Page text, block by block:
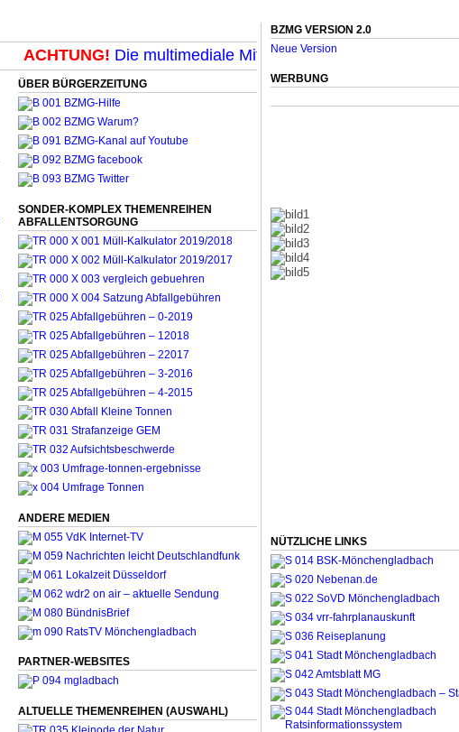
ACHTUNG!Die multimediale Mit-Mach-Zeitung für
ÜBER BÜRGERZEITUNG
SONDER-KOMPLEX THEMENREIHEN
ABFALLENTSORGUNG
ANDERE MEDIEN
PARTNER-WEBSITES
ALTUELLE THEMENREIHEN (AUSWAHL)
BZMG VERSION 2.0
Neue Version
WERBUNG
NÜTZLICHE LINKS